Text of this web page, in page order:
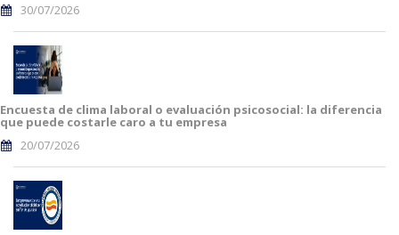
30/07/2026
Encuesta de clima laboral o evaluación psicosocial: la diferencia
que puede costarle caro a tu empresa
20/07/2026